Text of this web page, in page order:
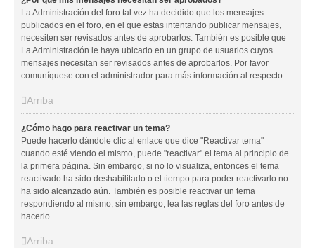
La Administración del foro tal vez ha decidido que los mensajes
publicados en el foro, en el que estas intentando publicar mensajes,
necesiten ser revisados antes de aprobarlos. También es posible que
La Administración le haya ubicado en un grupo de usuarios cuyos
mensajes necesitan ser revisados antes de aprobarlos. Por favor
comuníquese con el administrador para más información al respecto.
Arriba
¿Cómo hago para reactivar un tema?
Puede hacerlo dándole clic al enlace que dice "Reactivar tema"
cuando esté viendo el mismo, puede "reactivar" el tema al principio de
la primera página. Sin embargo, si no lo visualiza, entonces el tema
reactivado ha sido deshabilitado o el tiempo para poder reactivarlo no
ha sido alcanzado aún. También es posible reactivar un tema
respondiendo al mismo, sin embargo, lea las reglas del foro antes de
hacerlo.
Arriba